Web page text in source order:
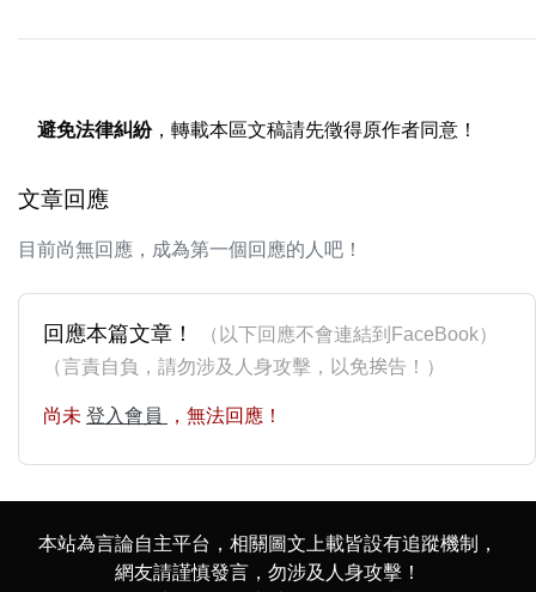
避免法律糾紛，轉載本區文稿請先徵得原作者同意！
文章回應
目前尚無回應，成為第一個回應的人吧！
回應本篇文章！
（以下回應不會連結到FaceBook）
（言責自負，請勿涉及人身攻擊，以免挨告！）
尚未 登入會員 ，無法回應！
本站為言論自主平台，相關圖文上載皆設有追蹤機制，
網友請謹慎發言，勿涉及人身攻擊！